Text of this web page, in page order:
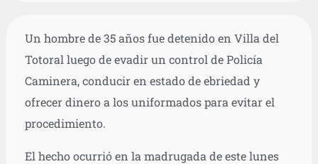
Un hombre de 35 años fue detenido en Villa del
Totoral luego de evadir un control de Policía
Caminera, conducir en estado de ebriedad y
ofrecer dinero a los uniformados para evitar el
procedimiento.
El hecho ocurrió en la madrugada de este lunes